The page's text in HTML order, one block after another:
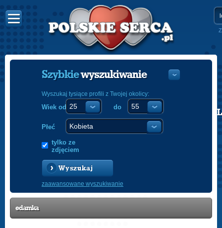
POLISH
Szybkiewyszukiwanie
Wyszukaj tysiące profili z Twojej okolicy:
Wiek od do
Płeć
tylko ze
zdjęciem
Wyszukaj
zaawansowane wyszukiwanie
edamka